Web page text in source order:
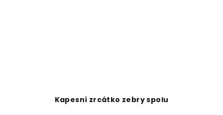
Kapesní zrcátko zebry spolu